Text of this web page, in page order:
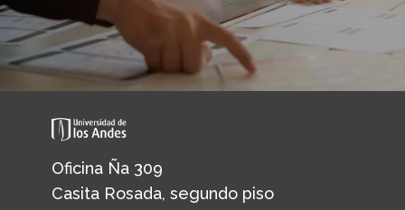
Oficina Ña 309
Casita Rosada, segundo piso